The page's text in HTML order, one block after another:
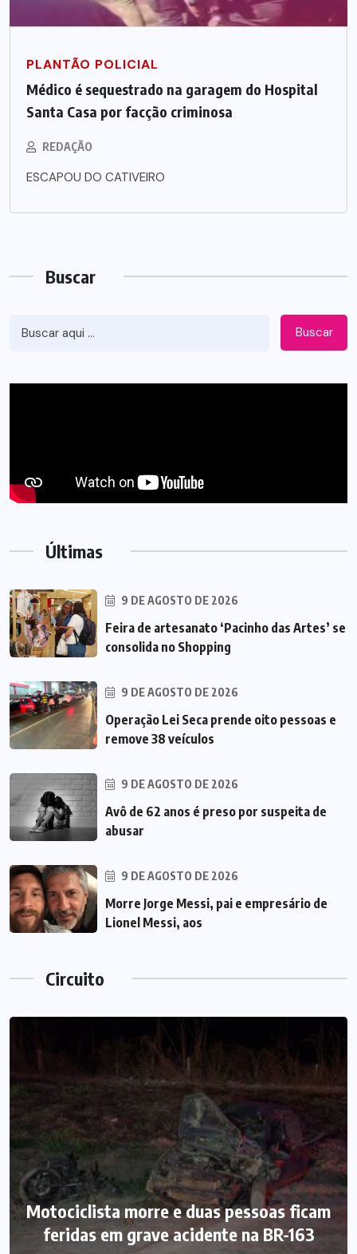
PLANTÃO POLICIAL
Médico é sequestrado na garagem do Hospital
Santa Casa por facção criminosa
REDAÇÃO
ESCAPOU DO CATIVEIRO
Buscar
Buscar
Últimas
9 DE AGOSTO DE 2026
Feira de artesanato ‘Pacinho das Artes’ se
consolida no Shopping
9 DE AGOSTO DE 2026
Operação Lei Seca prende oito pessoas e
remove 38 veículos
9 DE AGOSTO DE 2026
Avô de 62 anos é preso por suspeita de
abusar
9 DE AGOSTO DE 2026
Morre Jorge Messi, pai e empresário de
Lionel Messi, aos
Circuito
Motociclista morre e duas pessoas ficam
feridas em grave acidente na BR-163